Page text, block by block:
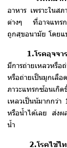
อาหาร เพราะในสภ
ต่างๆ ที่อาจแทรกซึ
ถูกสุขอนามัย โดยแ
1.โรคอุจจ
มีการถ่ายเหลวหรื
หรือถ่ายเป็นมูกเลื
ภาวะแทรกซ้อนเกิ
เหลวเป็นน้มากกว่า
หรือน้ำได้เลย ส่งผ
น้ำ
2.โรคไข้ไ